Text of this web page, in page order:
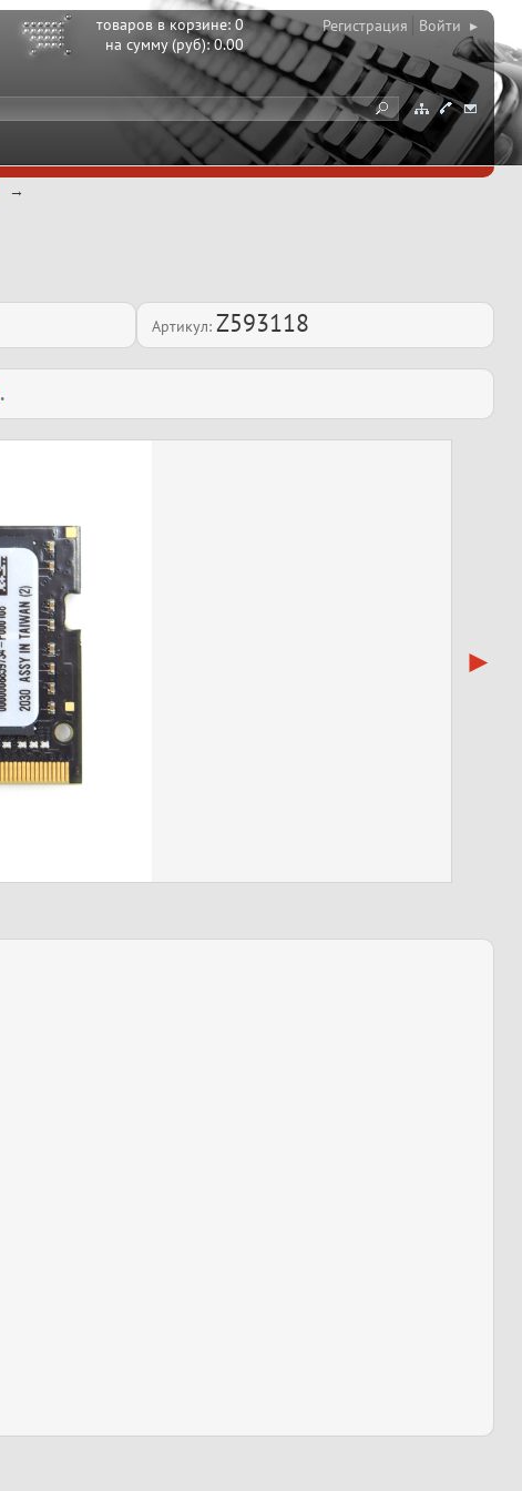
товаров в корзине:0
на сумму (руб):0.00
Регистрация Войти ▸
Артикул: Z593118
.